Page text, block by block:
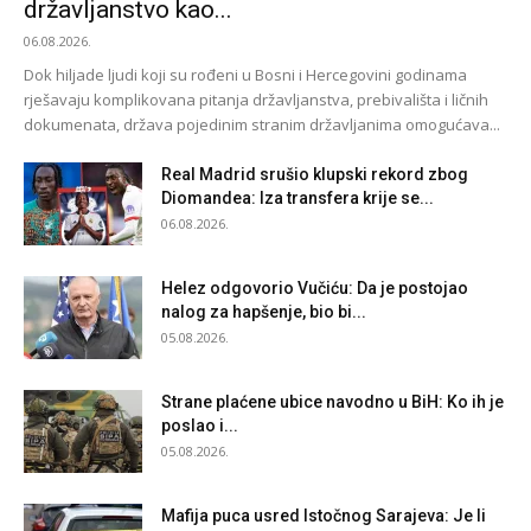
državljanstvo kao...
06.08.2026.
Dok hiljade ljudi koji su rođeni u Bosni i Hercegovini godinama
rješavaju komplikovana pitanja državljanstva, prebivališta i ličnih
dokumenata, država pojedinim stranim državljanima omogućava...
Real Madrid srušio klupski rekord zbog
Diomandea: Iza transfera krije se...
06.08.2026.
Helez odgovorio Vučiću: Da je postojao
nalog za hapšenje, bio bi...
05.08.2026.
Strane plaćene ubice navodno u BiH: Ko ih je
poslao i...
05.08.2026.
Mafija puca usred Istočnog Sarajeva: Je li